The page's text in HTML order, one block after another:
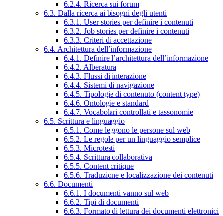
6.2.4. Ricerca sui forum
6.3. Dalla ricerca ai bisogni degli utenti
6.3.1. User stories per definire i contenuti
6.3.2. Job stories per definire i contenuti
6.3.3. Criteri di accettazione
6.4. Architettura dell’informazione
6.4.1. Definire l’architettura dell’informazione
6.4.2. Alberatura
6.4.3. Flussi di interazione
6.4.4. Sistemi di navigazione
6.4.5. Tipologie di contenuto (content type)
6.4.6. Ontologie e standard
6.4.7. Vocabolari controllati e tassonomie
6.5. Scrittura e linguaggio
6.5.1. Come leggono le persone sul web
6.5.2. Le regole per un linguaggio semplice
6.5.3. Microtesti
6.5.4. Scrittura collaborativa
6.5.5. Content critique
6.5.6. Traduzione e localizzazione dei contenuti
6.6. Documenti
6.6.1. I documenti vanno sul web
6.6.2. Tipi di documenti
6.6.3. Formato di lettura dei documenti elettronici